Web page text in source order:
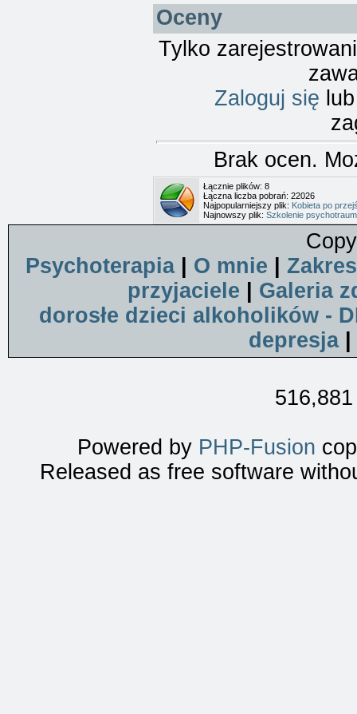
Oceny
Tylko
Zaloguj się
Brak ocen.
Łącznie plików: 8
Łączna liczba pobrań: 22026
Najpopularniejszy plik: Kobieta po
Najnowszy plik: Szkolenie
Psychoterapia| O mnie
przyjaciele
Galeria
dorosłe dzieci alkoholików -
depresja|
Powered by PHP-Fusion
Released as free software